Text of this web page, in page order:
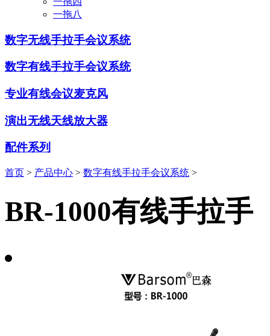
一拖八
数字无线手拉手会议系统
数字有线手拉手会议系统
专业有线会议麦克风
演出无线天线放大器
配件系列
首页 > 产品中心 > 数字有线手拉手会议系统 >
BR-1000有线手拉手